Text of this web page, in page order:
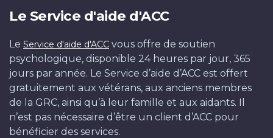
Le Service d'aide d'ACC
Le Service d'aide d'ACC vous offre de soutien
psychologique, disponible 24 heures par jour, 365
jours par année. Le Service d’aide d’ACC est offert
gratuitement aux vétérans, aux anciens membres
de la GRC, ainsi qu’à leur famille et aux aidants. Il
n’est pas nécessaire d’être un client d’ACC pour
bénéficier des services.